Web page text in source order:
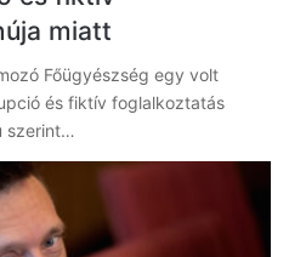
miatt
Főügyészség egy volt
és fiktív foglalkoztatás
szerint…